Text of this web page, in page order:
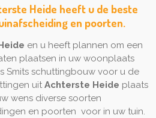
Heide heeft u de beste
en poorten.
en u heeft plannen om een
plaatsen in uw woonplaats
Smits schuttingbouw voor u de
uit Achterste Heide plaats
wens diverse soorten
en poorten voor in uw tuin.